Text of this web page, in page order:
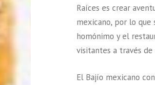
Raíces es crear
mexicano, por lo
homónimo y el
visitantes a través de
El Bajío mexicano